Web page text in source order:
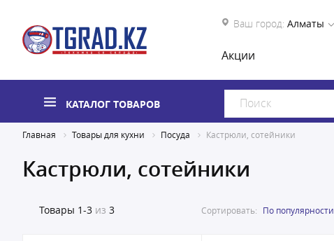
Ваш город: Алматы
Акции
КАТАЛОГ ТОВАРОВ
Главная Товары для кухни Посуда Кастрюли, сотейники
Кастрюли, сотейники
Товары 1-3 из 3 Сортировать: По популярности